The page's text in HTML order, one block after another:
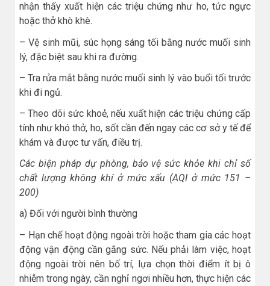
nhận thấy xuất hiện các triệu chứng như ho, tức ngực
hoặc thở khò khè.
– Vệ sinh mũi, súc họng sáng tối bằng nước muối sinh
lý, đặc biệt sau khi ra đường.
– Tra rửa mắt bằng nước muối sinh lý vào buổi tối trước
khi đi ngủ.
– Theo dõi sức khoẻ, nếu xuất hiện các triệu chứng cấp
tính như khó thở, ho, sốt cần đến ngay các cơ sở y tế để
khám và được tư vấn, điều trị.
Các biện pháp dự phòng, bảo vệ sức khỏe khi chỉ số
chất lượng không khí ở mức xấu (AQI ở mức 151 –
200)
a) Đối với người bình thường
– Hạn chế hoạt động ngoài trời hoặc tham gia các hoạt
động vận động cần gắng sức. Nếu phải làm việc, hoạt
động ngoài trời nên bố trí, lựa chọn thời điểm ít bị ô
nhiễm trong ngày, cần nghỉ ngơi nhiều hơn, thực hiện các